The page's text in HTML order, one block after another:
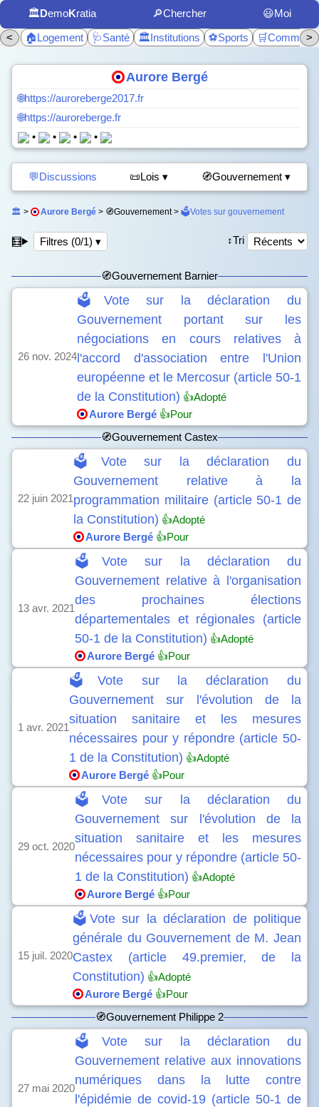
🏛️DemoKratia 🔎Chercher
😃Moi
<
🏠Logement 🩺Santé 🏛️Institutions ⚽Sports >
Aurore Bergé
🌐https://auroreberge2017.fr
🌐https://auroreberge.fr
•
• • •
💬Discussions 📜Lois ▾ 🧭Gouvernement ▾
🏛️ > Aurore Bergé > 🧭Gouvernement > 🗳️Votes sur gouvernement
🧮 Filtres (0/1) ▾ ↕️Tri
🧭Gouvernement Barnier
26 nov. 2024
🗳️Vote sur la déclaration du
Gouvernement portant sur les
négociations en cours relatives à
l'accord d'association entre l'Union
européenne et le Mercosur (article 50-1
de la Constitution) 👍Adopté
Aurore Bergé 👍Pour
🧭Gouvernement Castex
22 juin 2021
🗳️Vote sur la déclaration du
Gouvernement relative à la
programmation militaire (article 50-1 de
la Constitution) 👍Adopté
Aurore Bergé 👍Pour
13 avr. 2021
🗳️Vote sur la déclaration du
Gouvernement relative à l'organisation
des prochaines élections
départementales et régionales (article
50-1 de la Constitution) 👍Adopté
Aurore Bergé 👍Pour
1 avr. 2021
🗳️Vote sur la déclaration du
Gouvernement sur l'évolution de la
situation sanitaire et les mesures
nécessaires pour y répondre (article 50-
1 de la Constitution) 👍Adopté
Aurore Bergé 👍Pour
29 oct. 2020
🗳️Vote sur la déclaration du
Gouvernement sur l'évolution de la
situation sanitaire et les mesures
nécessaires pour y répondre (article 50-
1 de la Constitution) 👍Adopté
Aurore Bergé 👍Pour
15 juil. 2020
🗳️Vote sur la déclaration de politique
générale du Gouvernement de M. Jean
Castex (article 49.premier, de la
Constitution) 👍Adopté
Aurore Bergé 👍Pour
🧭Gouvernement Philippe 2
27 mai 2020
🗳️Vote sur la déclaration du
Gouvernement relative aux innovations
numériques dans la lutte contre
l'épidémie de covid-19 (article 50-1 de